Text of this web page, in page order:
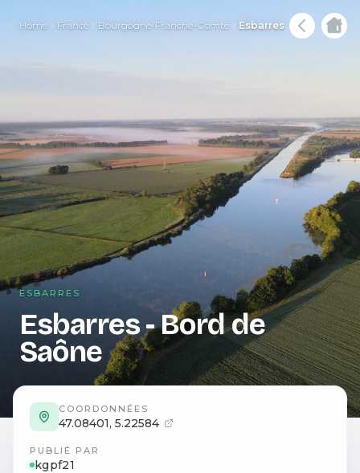
Home France Bourgogne-Franche-Comté Esbarres
ESBARRES
Esbarres - Bord de
Saône
COORDONNÉES
47.08401, 5.22584
PUBLIÉ PAR
kgpf21